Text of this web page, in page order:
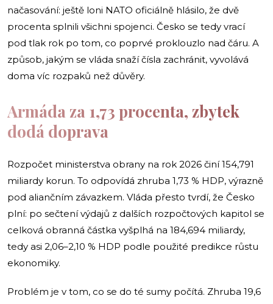
načasování: ještě loni NATO oficiálně hlásilo, že dvě
procenta splnili všichni spojenci. Česko se tedy vrací
pod tlak rok po tom, co poprvé proklouzlo nad čáru. A
způsob, jakým se vláda snaží čísla zachránit, vyvolává
doma víc rozpaků než důvěry.
Armáda za 1,73 procenta, zbytek
dodá doprava
Rozpočet ministerstva obrany na rok 2026 činí 154,791
miliardy korun. To odpovídá zhruba 1,73 % HDP, výrazně
pod aliančním závazkem. Vláda přesto tvrdí, že Česko
plní: po sečtení výdajů z dalších rozpočtových kapitol se
celková obranná částka vyšplhá na 184,694 miliardy,
tedy asi 2,06–2,10 % HDP podle použité predikce růstu
ekonomiky.
Problém je v tom, co se do té sumy počítá. Zhruba 19,6